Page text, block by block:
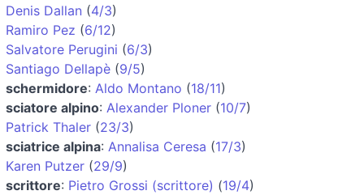
Denis Dallan (4/3)
Ramiro Pez (6/12)
Salvatore Perugini (6/3)
Santiago Dellapè (9/5)
schermidore: Aldo Montano (18/11)
sciatore alpino: Alexander Ploner (10/7)
Patrick Thaler (23/3)
sciatrice alpina: Annalisa Ceresa (17/3)
Karen Putzer (29/9)
scrittore: Pietro Grossi (scrittore) (19/4)